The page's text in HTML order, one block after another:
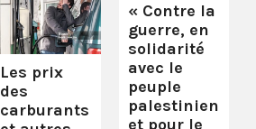
Les prix
des
carburants
« Contre la
guerre, en
solidarité
avec le
peuple
palestinien
et pour le